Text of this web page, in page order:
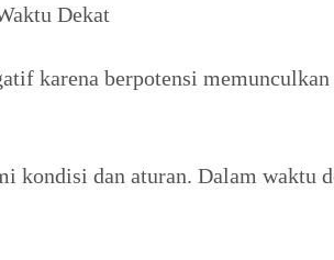
Dekat
karena berpotensi
kondisi dan aturan. Dalam waktu